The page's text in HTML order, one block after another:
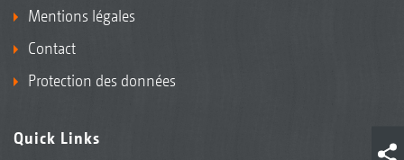
Mentions légales
Contact
Protection des données
Quick Links